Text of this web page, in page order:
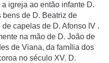
igreja ao então infante D.
bens de D. Beatriz de
capelas de D. Afonso IV .
na mão de D. João de
de Viana, da família dos
no século XV. D.